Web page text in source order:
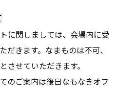
に関しましては、会場内に受
だきます。なまものは不可、
させていただきます。
のご案内は後日なもなきオフ